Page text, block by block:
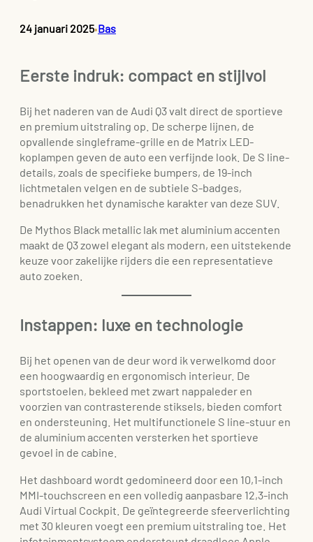
24 januari 2025•Bas
Eerste indruk: compact en stijlvol
Bij het naderen van de Audi Q3 valt direct de sportieve
en premium uitstraling op. De scherpe lijnen, de
opvallende singleframe-grille en de Matrix LED-
koplampen geven de auto een verfijnde look. De S line-
details, zoals de specifieke bumpers, de 19-inch
lichtmetalen velgen en de subtiele S-badges,
benadrukken het dynamische karakter van deze SUV.
De Mythos Black metallic lak met aluminium accenten
maakt de Q3 zowel elegant als modern, een uitstekende
keuze voor zakelijke rijders die een representatieve
auto zoeken.
Instappen: luxe en technologie
Bij het openen van de deur word ik verwelkomd door
een hoogwaardig en ergonomisch interieur. De
sportstoelen, bekleed met zwart nappaleder en
voorzien van contrasterende stiksels, bieden comfort
en ondersteuning. Het multifunctionele S line-stuur en
de aluminium accenten versterken het sportieve
gevoel in de cabine.
Het dashboard wordt gedomineerd door een 10,1-inch
MMI-touchscreen en een volledig aanpasbare 12,3-inch
Audi Virtual Cockpit. De geïntegreerde sfeerverlichting
met 30 kleuren voegt een premium uitstraling toe. Het